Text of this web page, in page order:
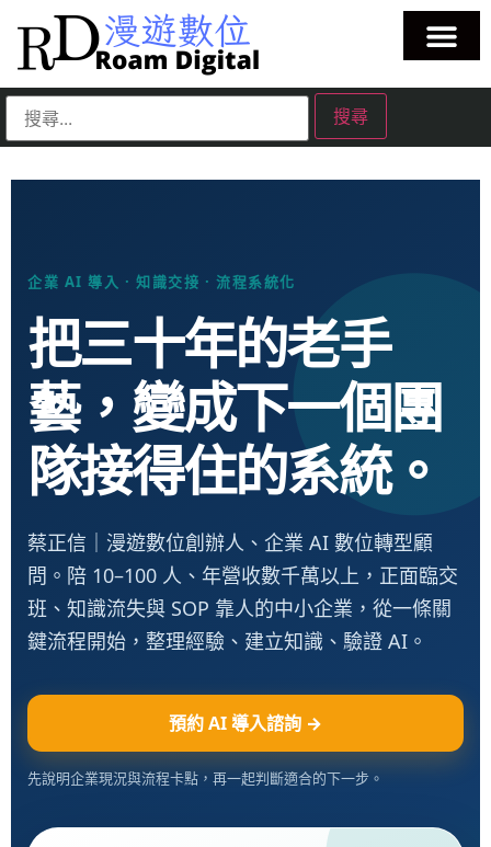
企業 AI 導入 · 知識交接 · 流程系統化
把三十年的老手
藝，變成下一個團
隊接得住的系統。
蔡正信｜漫遊數位創辦人、企業 AI 數位轉型顧
問。陪 10–100 人、年營收數千萬以上，正面臨交
班、知識流失與 SOP 靠人的中小企業，從一條關
鍵流程開始，整理經驗、建立知識、驗證 AI。
預約 AI 導入諮詢 →
先說明企業現況與流程卡點，再一起判斷適合的下一步。